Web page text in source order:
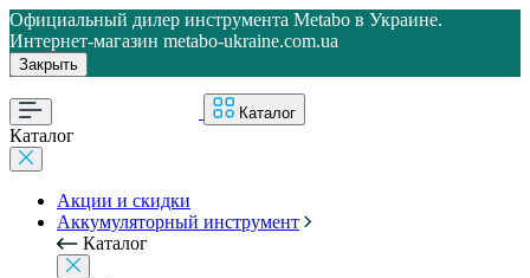
Официальный дилер инструмента Metabo в Украине.
Интернет-магазин metabo-ukraine.com.ua
Закрыть
Каталог
Каталог
Акции и скидки
Аккумуляторный инструмент
Каталог